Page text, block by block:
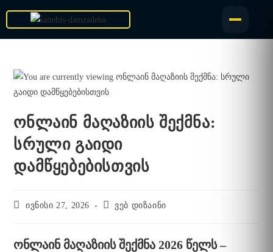
ონლაინ მაღაზიის შექმნა:
სრული გაიდი
დამწყებებისთვის
ივნისი 27, 2026 ვებ დიზაინი
ონლაინ მაღაზიის შექმნა 2026 წელს –